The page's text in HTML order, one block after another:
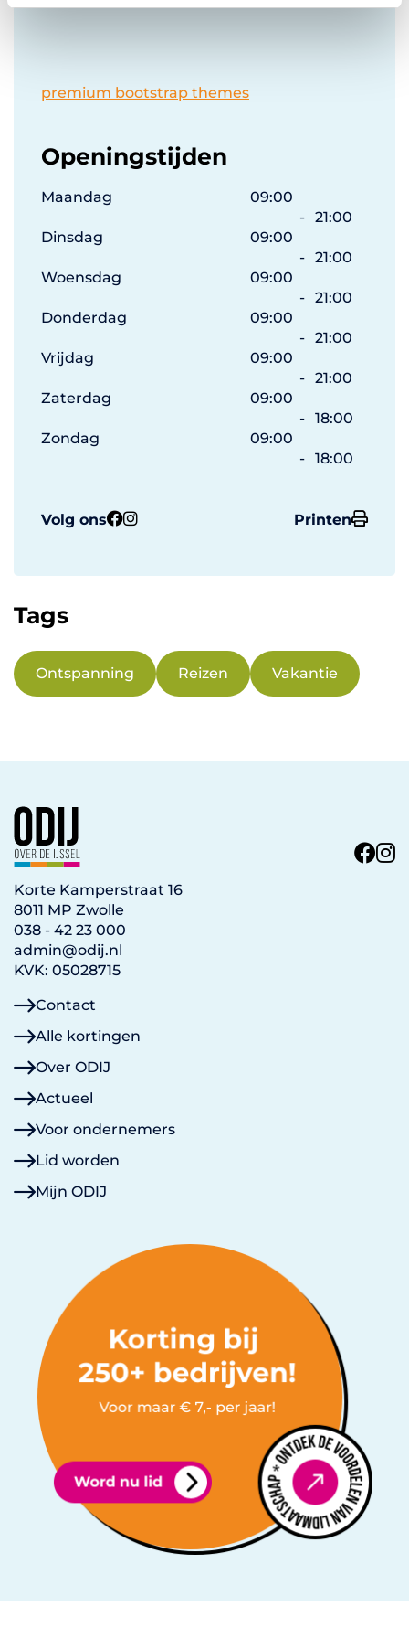
premium bootstrap themes
Openingstijden
Maandag
09:00
- 21:00
Dinsdag
09:00
- 21:00
Woensdag
09:00
- 21:00
Donderdag
09:00
- 21:00
Vrijdag
09:00
- 21:00
Zaterdag
09:00
- 18:00
Zondag
09:00
- 18:00
Volg ons Printen
Tags
Ontspanning Reizen Vakantie
Korte Kamperstraat 16
8011 MP Zwolle
038 - 42 23 000
admin@odij.nl
KVK: 05028715
Contact
Alle kortingen
Over ODIJ
Actueel
Voor ondernemers
Lid worden
Mijn ODIJ